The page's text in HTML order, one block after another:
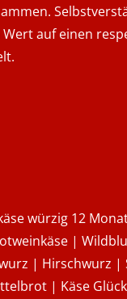
auf einen
würzig 12
|
| Hirschwurz |
| Käse